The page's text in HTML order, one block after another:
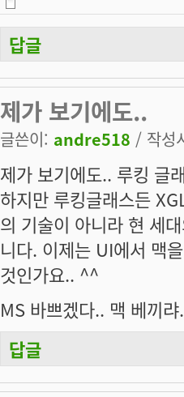
답글
제가 보기에도..
글쓴이: andre518 / 작성
제가 보기에도.. 루킹 글
하지만 루킹글래스든
의 기술이 아니라 현 세
니다. 이제는 UI에서 맥
것인가요.. ^^
MS 바쁘겠다.. 맥 베끼
답글